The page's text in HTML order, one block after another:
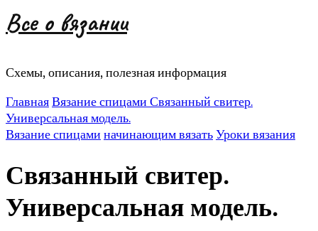
Все о вязании
Схемы, описания, полезная информация
ГлавнаяВязание спицами Связанный свитер.
Универсальная модель.
Вязание спицами начинающим вязатьУроки вязания
Связанный свитер.
Универсальная модель.